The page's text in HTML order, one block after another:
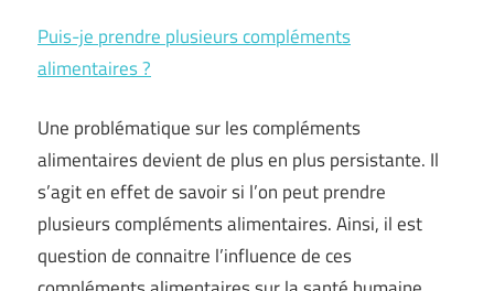
Puis-je prendre plusieurs compléments
alimentaires ?
Une problématique sur les compléments
alimentaires devient de plus en plus persistante. Il
s’agit en effet de savoir si l’on peut prendre
plusieurs compléments alimentaires. Ainsi, il est
question de connaitre l’influence de ces